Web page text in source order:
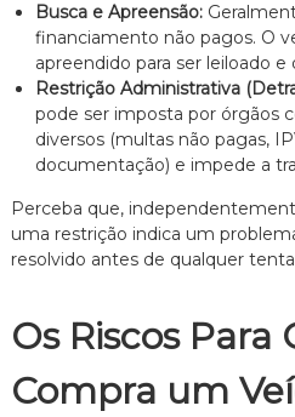
Busca e Apreensão:
financiamento não pagos. O
apreendido para ser leiloado e
Restrição Administrativa
pode ser imposta por órgãos
diversos (multas não pagas,
documentação) e impede a
Perceba que,
uma restrição indica um
resolvido antes de qualquer
Os Riscos Para
Compra um